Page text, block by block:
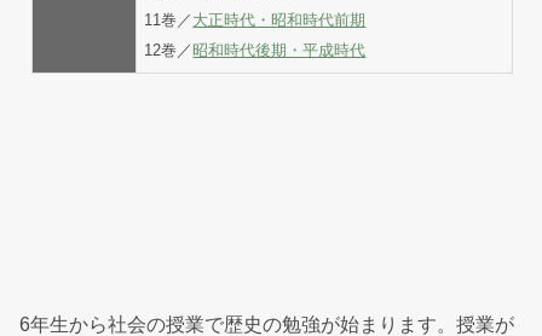
11巻／ 大正時代・昭和時代前期
12巻／昭和時代後期・平成時代
6年生から社会の授業で歴史の勉強が始まります。授業が